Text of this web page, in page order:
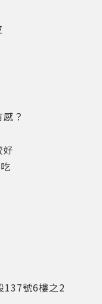
？
137號6樓之2